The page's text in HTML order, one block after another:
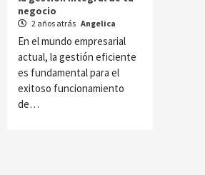
negocio
2 años atrás Angelica
En el mundo empresarial
actual, la gestión eficiente
es fundamental para el
exitoso funcionamiento
de…